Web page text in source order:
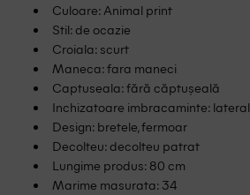
Culoare: Animal print
Stil: de ocazie
Croiala: scurt
Maneca: fara maneci
Captuseala: fără căptușeală
Inchizatoare imbracaminte: lateral
Design: bretele, fermoar
Decolteu: decolteu patrat
Lungime produs: 80 cm
Marime masurata: 34